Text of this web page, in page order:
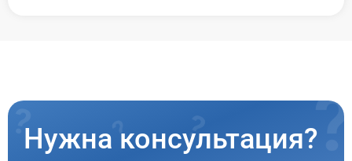
Нужна консультация?